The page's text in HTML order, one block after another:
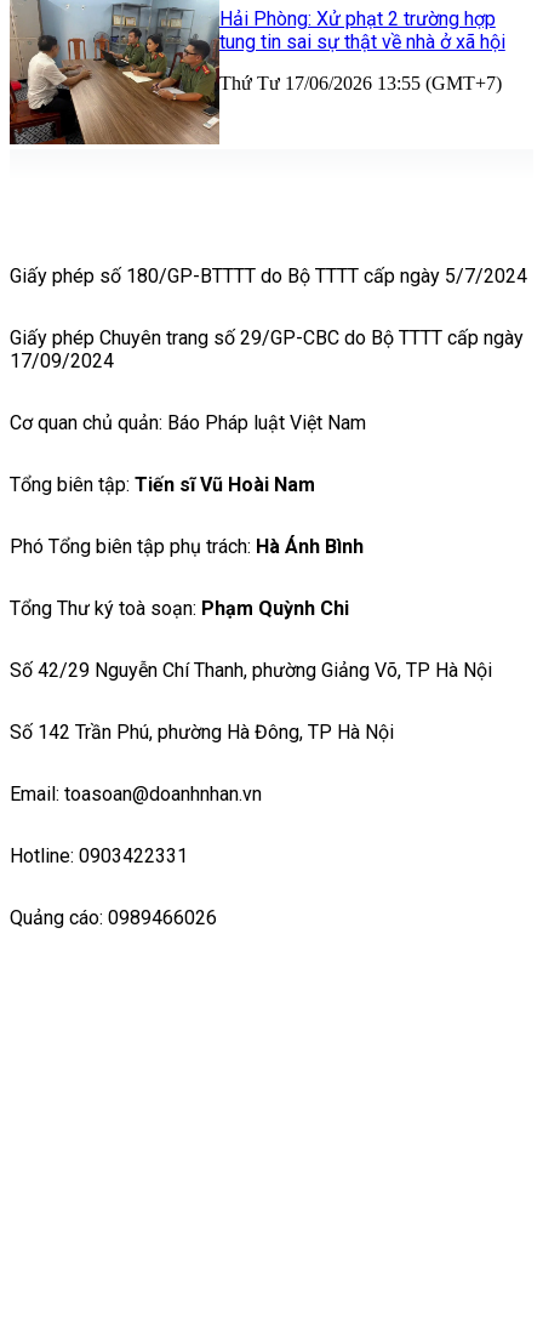
Hải Phòng: Xử phạt 2 trường hợp
tung tin sai sự thật về nhà ở xã hội
Thứ Tư 17/06/2026 13:55 (GMT+7)
Giấy phép số 180/GP-BTTTT do Bộ TTTT cấp ngày 5/7/2024
Giấy phép Chuyên trang số 29/GP-CBC do Bộ TTTT cấp ngày
17/09/2024
Cơ quan chủ quản: Báo Pháp luật Việt Nam
Tổng biên tập: Tiến sĩ Vũ Hoài Nam
Phó Tổng biên tập phụ trách: Hà Ánh Bình
Tổng Thư ký toà soạn: Phạm Quỳnh Chi
Số 42/29 Nguyễn Chí Thanh, phường Giảng Võ, TP Hà Nội
Số 142 Trần Phú, phường Hà Đông, TP Hà Nội
Email: toasoan@doanhnhan.vn
Hotline: 0903422331
Quảng cáo: 0989466026